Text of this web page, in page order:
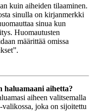
kuin aiheiden tilaaminen.
sinulla on kirjanmerkki
sinua kun
Huomautusten
määrittää omissa
aihetta?
aiheen valitsemalla
joka on sijoitettu